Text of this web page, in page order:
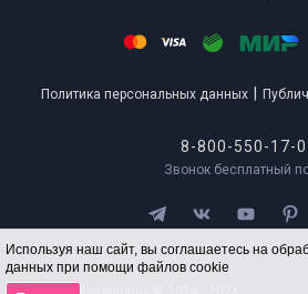
Используя наш сайт, вы соглашаетесь на
данных при помощи файлов cookie
Политика персональных данных
8-800-550-17-
Звонок бесплатный